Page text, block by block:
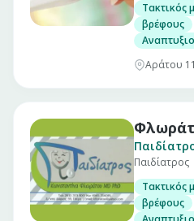
Τακτικός
βρέφους
Αράτου
Παιδίατρος
Τακτικός
βρέφους